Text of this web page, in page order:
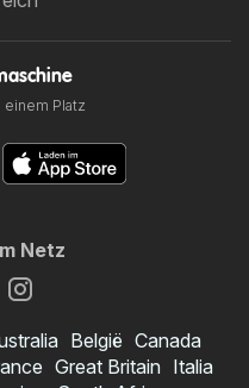
einem Platz
Netz
België Canada
Great Britain Italia